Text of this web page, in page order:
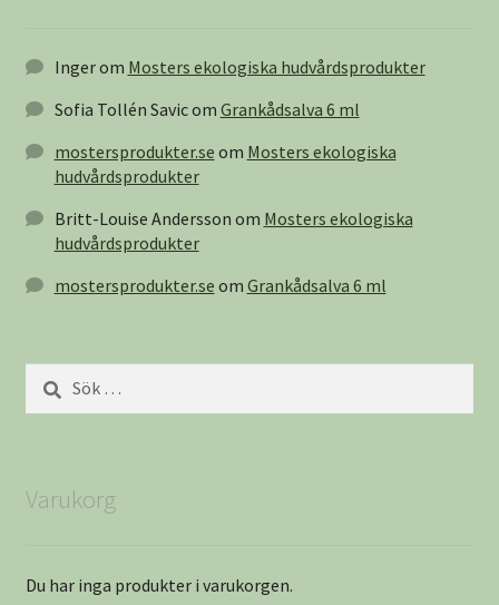
Ingerom Mosters ekologiska hudvårdsprodukter
Sofia Tollén Savicom Grankådsalva 6 ml
mostersprodukter.se om Mosters ekologiska
hudvårdsprodukter
Britt-Louise Andersson om Mosters ekologiska
hudvårdsprodukter
mostersprodukter.se om Grankådsalva 6 ml
Sök
efter:
Varukorg
Du har inga produkter i varukorgen.